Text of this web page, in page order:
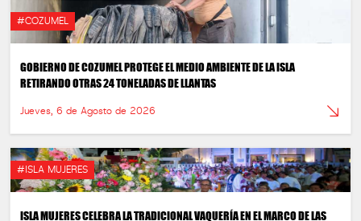
#COZUMEL
GOBIERNO DE COZUMEL PROTEGE EL MEDIO AMBIENTE DE LA ISLA
RETIRANDO OTRAS 24 TONELADAS DE LLANTAS
Jueves, 6 de Agosto de 2026
#ISLA MUJERES
ISLA MUJERES CELEBRA LA TRADICIONAL VAQUERÍA EN EL MARCO DE LAS